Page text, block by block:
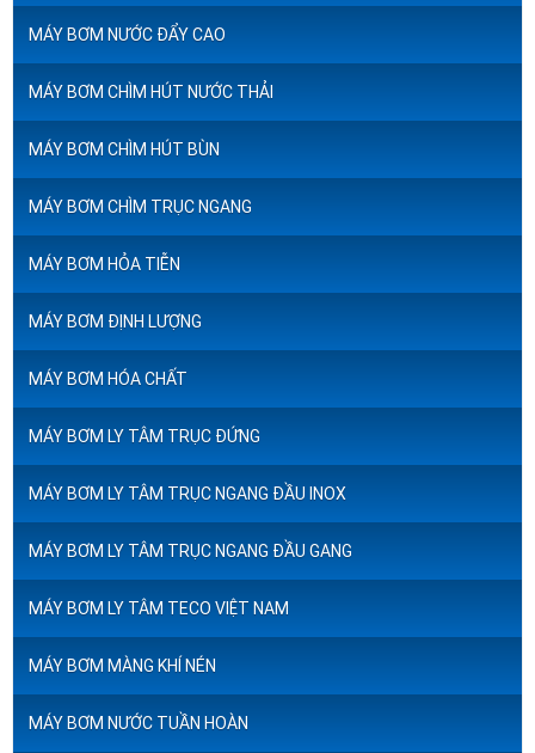
MÁY BƠM NƯỚC ĐẨY CAO
MÁY BƠM CHÌM HÚT NƯỚC THẢI
MÁY BƠM CHÌM HÚT BÙN
MÁY BƠM CHÌM TRỤC NGANG
MÁY BƠM HỎA TIỄN
MÁY BƠM ĐỊNH LƯỢNG
MÁY BƠM HÓA CHẤT
MÁY BƠM LY TÂM TRỤC ĐỨNG
MÁY BƠM LY TÂM TRỤC NGANG ĐẦU INOX
MÁY BƠM LY TÂM TRỤC NGANG ĐẦU GANG
MÁY BƠM LY TÂM TECO VIỆT NAM
MÁY BƠM MÀNG KHÍ NÉN
MÁY BƠM NƯỚC TUẦN HOÀN